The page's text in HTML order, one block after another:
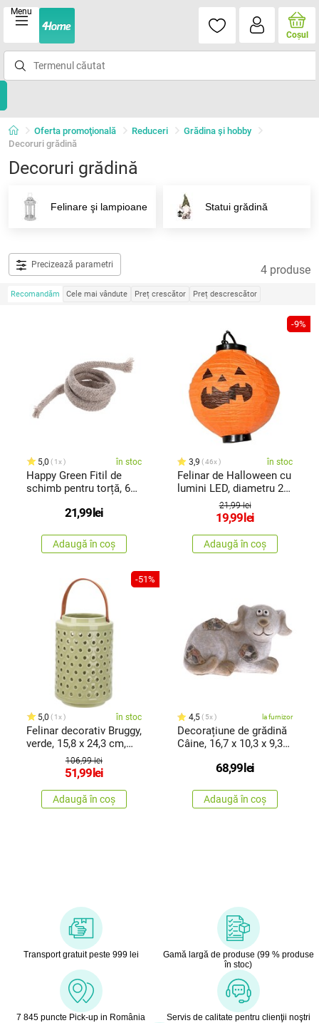
Menu
Coşul
Oferta promoţională Reduceri
Grădina şi hobby
Decoruri grădină
Decoruri grădină
Felinare şi lampioane Statui grădină
Precizează parametri 4 produse
Recomandăm Cele mai vândute Preț crescător Preț descrescător
5,0 1x în stoc
Happy Green Fitil de
schimb pentru torță, 60
21,99 lei
Adaugă în coș
-9%
3,9 46x în stoc
Felinar de Halloween cu
lumini LED, diametru 20
21,99 lei
19,99 lei
Adaugă în coș
-51%
5,0 1x în stoc
Felinar decorativ Bruggy,
verde, 15,8 x 24,3 cm,
106,99 lei
51,99 lei
Adaugă în coș
4,5 5x la furnizor
Decorațiune de grădină
Câine, 16,7 x 10,3 x 9,3
68,99 lei
Adaugă în coș
Transport gratuit peste 999 lei
Gamă largă de produse (99 % produse
în stoc)
7 845 puncte Pick-up in România Servis de calitate pentru clienţii noştri